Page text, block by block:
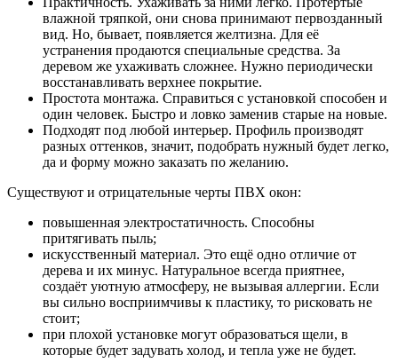
влажной тряпкой, они снова принимают первозданный
вид. Но, бывает, появляется желтизна. Для её
устранения продаются специальные средства. За
деревом же ухаживать сложнее. Нужно периодически
восстанавливать верхнее покрытие.
Простота монтажа. Справиться с установкой способен и
один человек. Быстро и ловко заменив старые на новые.
Подходят под любой интерьер. Профиль производят
разных оттенков, значит, подобрать нужный будет легко,
да и форму можно заказать по желанию.
Существуют и отрицательные черты ПВХ окон:
повышенная электростатичность. Способны
притягивать пыль;
искусственный материал. Это ещё одно отличие от
дерева и их минус. Натуральное всегда приятнее,
создаёт уютную атмосферу, не вызывая аллергии. Если
вы сильно восприимчивы к пластику, то рисковать не
стоит;
при плохой установке могут образоваться щели, в
которые будет задувать холод, и тепла уже не будет.